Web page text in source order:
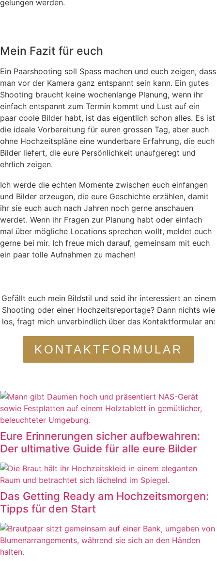
gelungen werden.
Mein Fazit für euch
Ein Paarshooting soll Spass machen und euch zeigen, dass
man vor der Kamera ganz entspannt sein kann. Ein gutes
Shooting braucht keine wochenlange Planung, wenn ihr
einfach entspannt zum Termin kommt und Lust auf ein
paar coole Bilder habt, ist das eigentlich schon alles. Es ist
die ideale Vorbereitung für euren grossen Tag, aber auch
ohne Hochzeitspläne eine wunderbare Erfahrung, die euch
Bilder liefert, die eure Persönlichkeit unaufgeregt und
ehrlich zeigen.
Ich werde die echten Momente zwischen euch einfangen
und Bilder erzeugen, die eure Geschichte erzählen, damit
ihr sie euch auch nach Jahren noch gerne anschauen
werdet. Wenn ihr Fragen zur Planung habt oder einfach
mal über mögliche Locations sprechen wollt, meldet euch
gerne bei mir. Ich freue mich darauf, gemeinsam mit euch
ein paar tolle Aufnahmen zu machen!
Gefällt euch mein Bildstil und seid ihr interessiert an einem
Shooting oder einer Hochzeitsreportage? Dann nichts wie
los, fragt mich unverbindlich über das Kontaktformular an:
KONTAKTFORMULAR
Eure Erinnerungen sicher aufbewahren:
Der ultimative Guide für alle eure Bilder
Das Getting Ready am Hochzeitsmorgen:
Tipps für den Start